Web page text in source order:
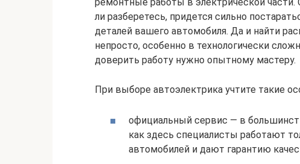
ли разберетесь, придется сильно
деталей вашего автомобиля. Да и найти
непросто, особенно в технологически
доверить работу нужно опытному мастеру.
При выборе автоэлектрика учтите такие
официальный сервис — в
как здесь специалисты работают
автомобилей и дают гарантию